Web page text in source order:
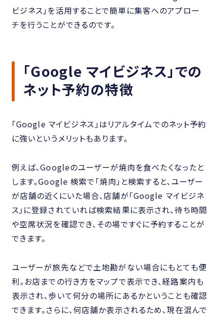
ビジネス」を活用することで簡単に集客へのアプロー
チを行うことができるのです。
「Google マイビジネス」での
ネット予約の特徴
「Google マイビジネス」はリアルタイムでのネット予約
に強いというメリットもあります。
例えば、Googleのユーザーが焼肉を食べたくなったと
します。Google 検索で「焼肉」と検索すると、ユーザー
が店舗の近くにいた場合、店舗が「Google マイビジネ
ス」に登録されていれば検索結果に表示され、待ち時間
や空席状況を確認でき、その場ですぐに予約することが
できます。
ユーザーが旅先などで土地勘がない場合にもとても便
利。お店までの行き方をマップで表示でき、経路案内も
表示され、歩いて何分の場所にあるかということも確認
できます。さらに、何店舗か表示されるため、現在混んで